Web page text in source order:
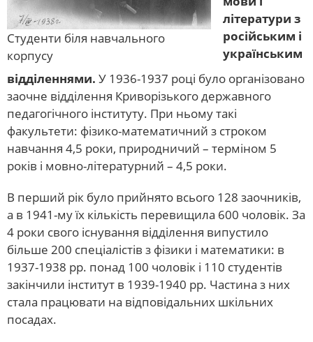
Студенти біля навчального
корпусу
літератури з
російським і
українським
відділеннями. У 1936-1937 році було організовано
заочне відділення Криворізького державного
педагогічного інституту. При ньому такі
факультети: фізико-математичний з строком
навчання 4,5 роки, природничий – терміном 5
років і мовно-літературний – 4,5 роки.
В перший рік було прийнято всього 128 заочників,
а в 1941-му їх кількість перевищила 600 чоловік. За
4 роки свого існування відділення випустило
більше 200 спеціалістів з фізики і математики: в
1937-1938 рр. понад 100 чоловік і 110 студентів
закінчили інститут в 1939-1940 рр. Частина з них
стала працювати на відповідальних шкільних
посадах.